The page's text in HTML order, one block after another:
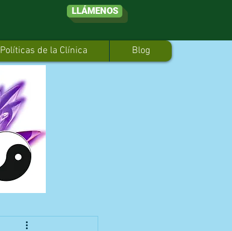
LLÁMENOS
Políticas de la Clínica Blog